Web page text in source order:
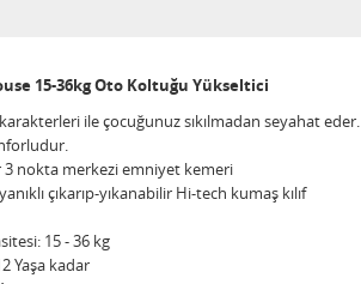
15-36kg Oto Koltuğu Yükseltici
ile çocuğunuz sıkılmadan seyahat eder.
3 nokta merkezi emniyet kemeri
çıkarıp-yıkanabilir Hi-tech kumaş kılıf
15 - 36 kg
Yaşa kadar